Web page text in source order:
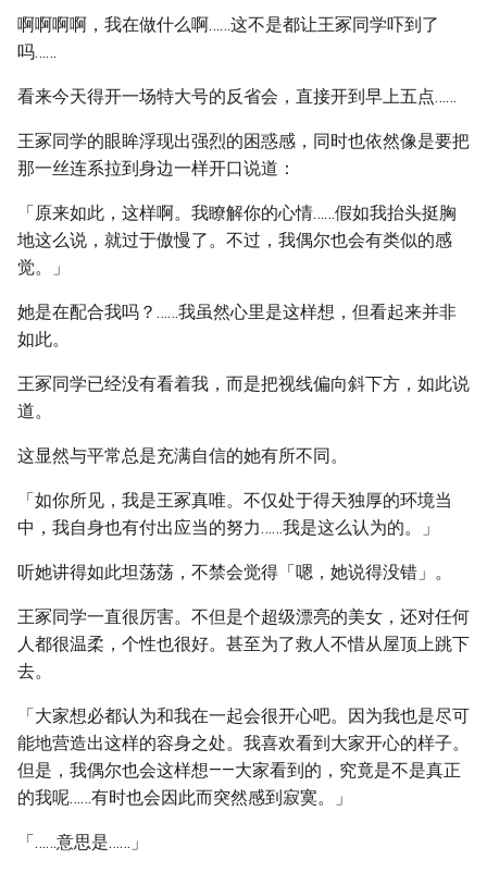
啊啊啊啊，我在做什么啊……这不是都让王冢同学吓到了
吗……
看来今天得开一场特大号的反省会，直接开到早上五点……
王冢同学的眼眸浮现出强烈的困惑感，同时也依然像是要把
那一丝连系拉到身边一样开口说道：
「原来如此，这样啊。我瞭解你的心情……假如我抬头挺胸
地这么说，就过于傲慢了。不过，我偶尔也会有类似的感
觉。」
她是在配合我吗？……我虽然心里是这样想，但看起来并非
如此。
王冢同学已经没有看着我，而是把视线偏向斜下方，如此说
道。
这显然与平常总是充满自信的她有所不同。
「如你所见，我是王冢真唯。不仅处于得天独厚的环境当
中，我自身也有付出应当的努力……我是这么认为的。」
听她讲得如此坦荡荡，不禁会觉得「嗯，她说得没错」。
王冢同学一直很厉害。不但是个超级漂亮的美女，还对任何
人都很温柔，个性也很好。甚至为了救人不惜从屋顶上跳下
去。
「大家想必都认为和我在一起会很开心吧。因为我也是尽可
能地营造出这样的容身之处。我喜欢看到大家开心的样子。
但是，我偶尔也会这样想——大家看到的，究竟是不是真正
的我呢……有时也会因此而突然感到寂寞。」
「……意思是……」